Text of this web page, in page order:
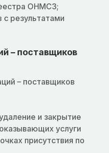
ОНМСЗ;
результатами
– поставщиков
– поставщиков
и закрытие
услуги
присутствия по